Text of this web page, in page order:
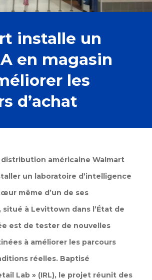
installe un
en magasin
les
d’achat
américaine Walmart
un laboratoire d’intelligence
même d’un de ses
situé à Levittown dans l’État de
est de tester de nouvelles
à améliorer les parcours
réelles. Baptisé
Lab » (IRL), le projet réunit des